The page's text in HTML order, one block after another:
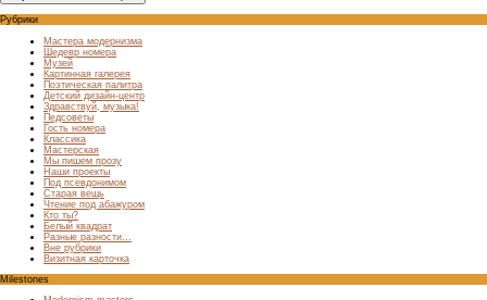
Рубрики
Мастера модернизма
Шедевр номера
Музей
Картинная галерея
Поэтическая палитра
Детский дизайн-центр
Здравствуй, музыка!
Педсоветы
Гость номера
Классика
Мастерская
Мы пишем прозу
Наши проекты
Под псевдонимом
Старая вещь
Чтение под абажуром
Кто ты?
Белый квадрат
Разные разности…
Вне рубрики
Визитная карточка
Milestones